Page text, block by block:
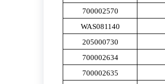
700002570
WAS081140
205000730
700002634
700002635